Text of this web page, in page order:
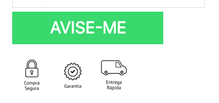
AVISE-ME